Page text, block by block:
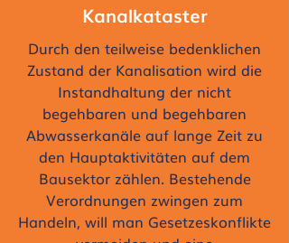
Kanalkataster
Durch den teilweise bedenklichen
Zustand der Kanalisation wird die
Instandhaltung der nicht
begehbaren und begehbaren
Abwasserkanäle auf lange Zeit zu
den Hauptaktivitäten auf dem
Bausektor zählen. Bestehende
Verordnungen zwingen zum
Handeln, will man Gesetzeskonflikte